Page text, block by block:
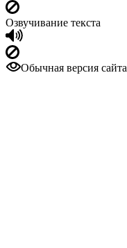
Озвучивание текста
Обычная версия сайта